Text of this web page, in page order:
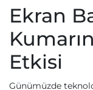
Ekran
Etkisi
Günümüzde